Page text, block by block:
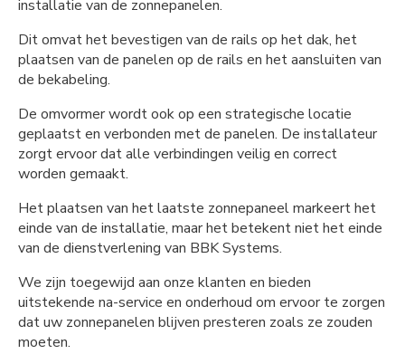
installatie van de zonnepanelen.
Dit omvat het bevestigen van de rails op het dak, het
plaatsen van de panelen op de rails en het aansluiten van
de bekabeling.
De omvormer wordt ook op een strategische locatie
geplaatst en verbonden met de panelen. De installateur
zorgt ervoor dat alle verbindingen veilig en correct
worden gemaakt.
Het plaatsen van het laatste zonnepaneel markeert het
einde van de installatie, maar het betekent niet het einde
van de dienstverlening van BBK Systems.
We zijn toegewijd aan onze klanten en bieden
uitstekende na-service en onderhoud om ervoor te zorgen
dat uw zonnepanelen blijven presteren zoals ze zouden
moeten.